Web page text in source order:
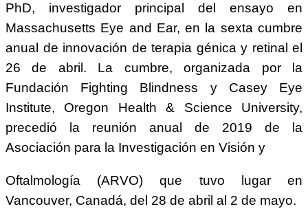
PhD, investigador principal del ensayo en
Massachusetts Eye and Ear, en la sexta cumbre
anual de innovación de terapia génica y retinal el
26 de abril. La cumbre, organizada por la
Fundación Fighting Blindness y Casey Eye
Institute, Oregon Health & Science University,
precedió la reunión anual de 2019 de la
Asociación para la Investigación en Visión y
Oftalmología (ARVO) que tuvo lugar en
Vancouver, Canadá, del 28 de abril al 2 de mayo.